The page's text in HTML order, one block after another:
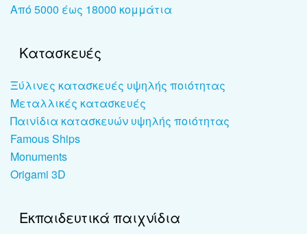
Από 5000 έως 18000 κομμάτια
Κατασκευές
Ξύλινες κατασκευές υψηλής ποιότητας
Μεταλλικές κατασκευές
Παινίδια κατασκευών υψηλής ποιότητας
Famous Ships
Monuments
Origami 3D
Εκπαιδευτικά παιχνίδια